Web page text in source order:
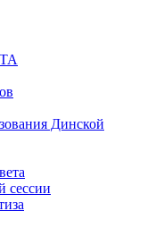
Динской
сессии